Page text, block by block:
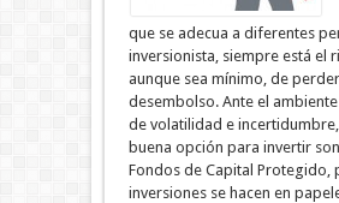
que se adecua a diferentes
inversionista, siempre está el
aunque sea mínimo, de
desembolso. Ante el
de volatilidad e
buena opción para invertir
Fondos de Capital Protegido,
inversiones se hacen en